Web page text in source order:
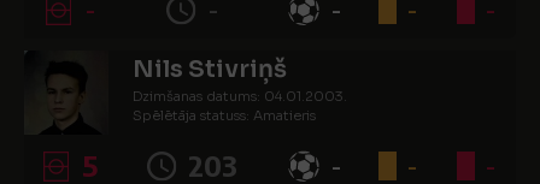
- - - - -
Nils Stivriņš
Dzimšanas datums: 04.01.2003.
Spēlētāja statuss: Amatieris
5 203 - - -